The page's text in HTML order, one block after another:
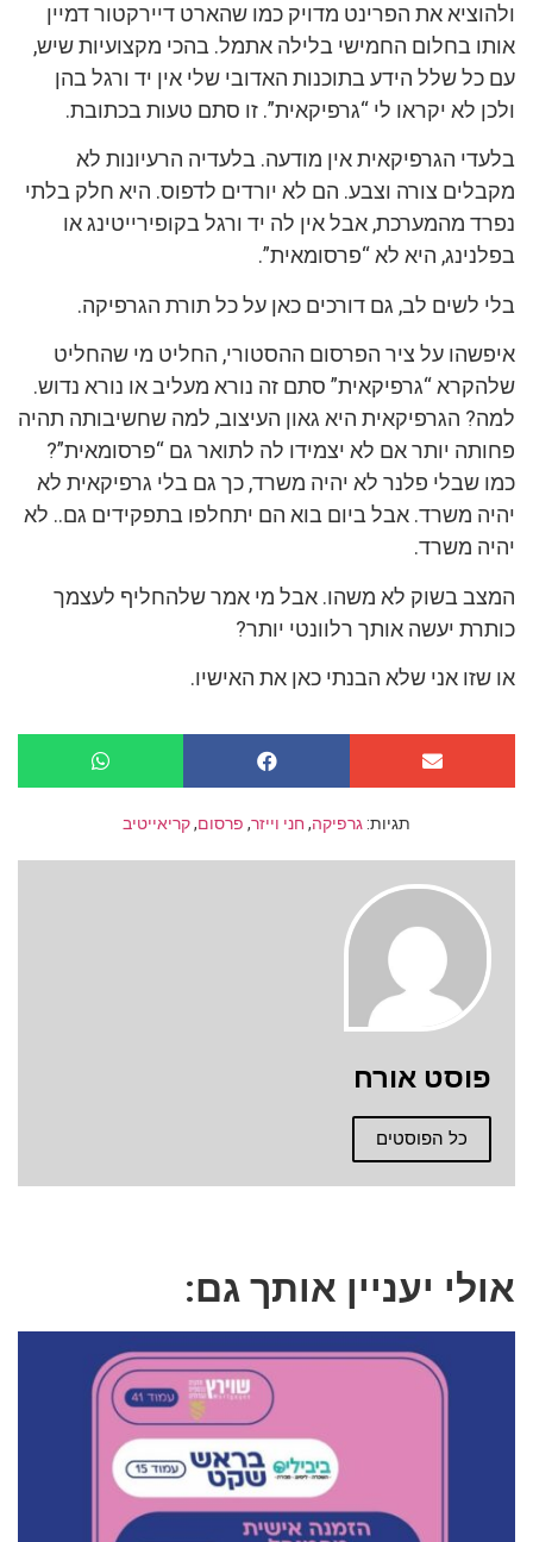
ולהוציא את הפרינט מדויק כמו שהארט דיירקטור דמיין
אותו בחלום החמישי בלילה אתמל. בהכי מקצועיות שיש,
עם כל שלל הידע בתוכנות האדובי שלי אין יד ורגל בהן
ולכן לא יקראו לי “גרפיקאית”. זו סתם טעות בכתובת.
בלעדי הגרפיקאית אין מודעה. בלעדיה הרעיונות לא
מקבלים צורה וצבע. הם לא יורדים לדפוס. היא חלק בלתי
נפרד מהמערכת, אבל אין לה יד ורגל בקופירייטינג או
בפלנינג, היא לא “פרסומאית”.
בלי לשים לב, גם דורכים כאן על כל תורת הגרפיקה.
איפשהו על ציר הפרסום ההסטורי, החליט מי שהחליט
שלהקרא “גרפיקאית” סתם זה נורא מעליב או נורא נדוש.
למה? הגרפיקאית היא גאון העיצוב, למה שחשיבותה תהיה
פחותה יותר אם לא יצמידו לה לתואר גם “פרסומאית”?
כמו שבלי פלנר לא יהיה משרד, כך גם בלי גרפיקאית לא
יהיה משרד. אבל ביום בוא הם יתחלפו בתפקידים גם.. לא
יהיה משרד.
המצב בשוק לא משהו. אבל מי אמר שלהחליף לעצמך
כותרת יעשה אותך רלוונטי יותר?
או שזו אני שלא הבנתי כאן את האישיו.
תגיות: גרפיקה, חני וייזר, פרסום,קריאייטיב
פוסט אורח
כל הפוסטים
אולי יעניין אותך גם: